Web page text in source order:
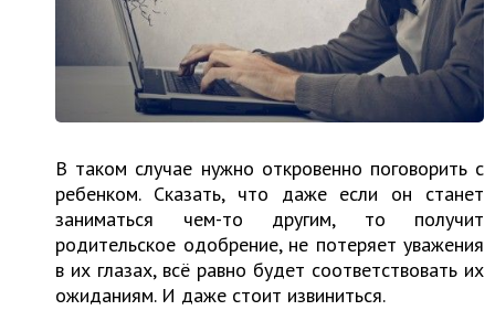
В таком случае нужно откровенно поговорить с
ребенком. Сказать, что даже если он станет
заниматься чем-то другим, то получит
родительское одобрение, не потеряет уважения
в их глазах, всё равно будет соответствовать их
ожиданиям. И даже стоит извиниться.